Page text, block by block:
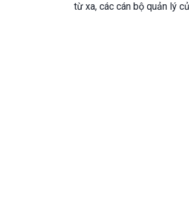
từ xa, các cán bộ quản lý